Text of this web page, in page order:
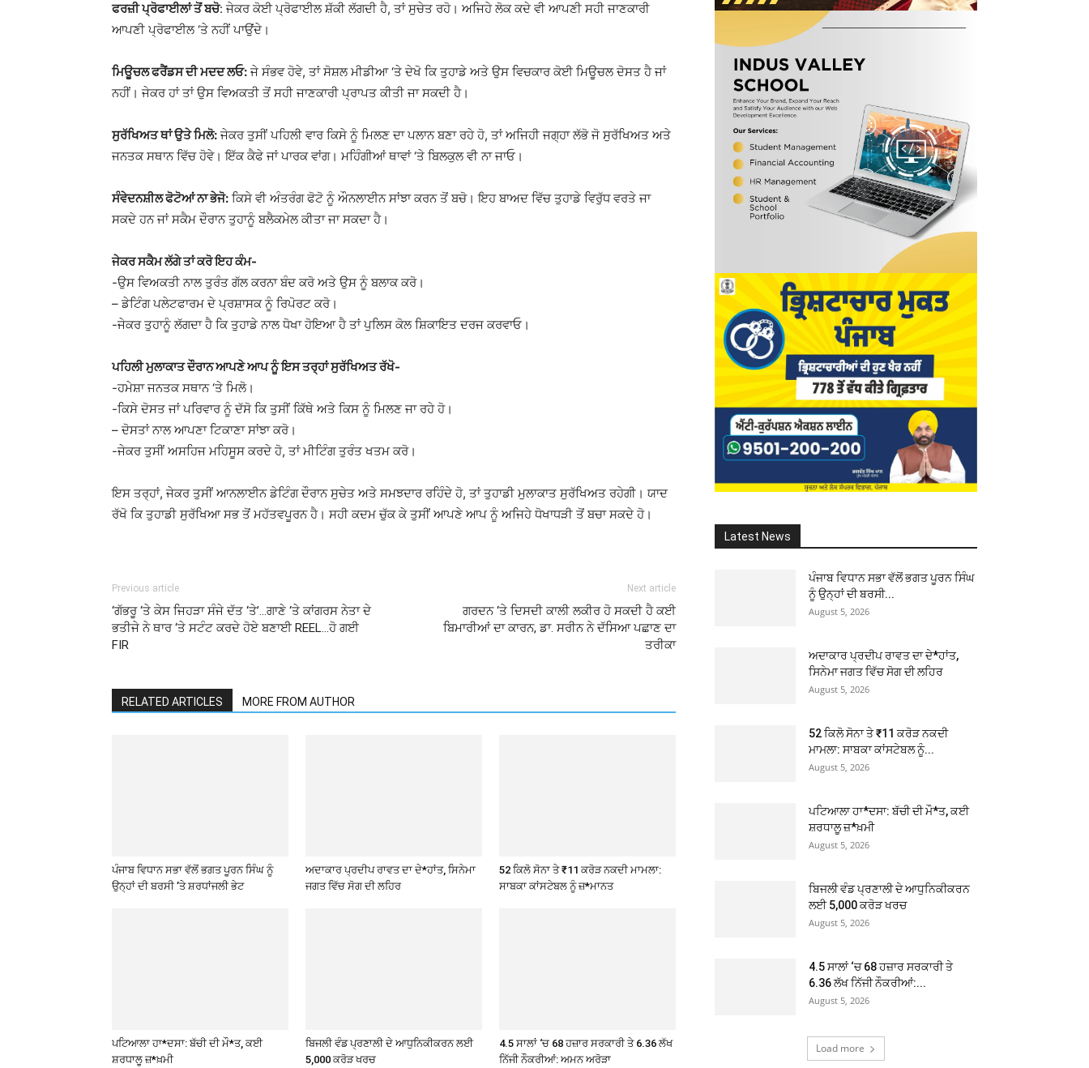
ਫਰਜ਼ੀ ਪ੍ਰੋਫਾਈਲਾਂ ਤੋਂ ਬਚੋ: ਜੇਕਰ ਕੋਈ ਪ੍ਰੋਫਾਈਲ ਸ਼ੱਕੀ ਲੱਗਦੀ ਹੈ, ਤਾਂ ਸੁਚੇਤ ਰਹੋ। ਅਜਿਹੇ ਲੋਕ ਕਦੇ ਵੀ ਆਪਣੀ ਸਹੀ ਜਾਣਕਾਰੀ
ਆਪਣੀ ਪ੍ਰੋਫਾਈਲ ‘ਤੇ ਨਹੀਂ ਪਾਉਂਦੇ।
ਮਿਊਚਲ ਫਰੈਂਡਸ ਦੀ ਮਦਦ ਲਓ: ਜੇ ਸੰਭਵ ਹੋਵੇ, ਤਾਂ ਸੋਸ਼ਲ ਮੀਡੀਆ ‘ਤੇ ਦੇਖੋ ਕਿ ਤੁਹਾਡੇ ਅਤੇ ਉਸ ਵਿਚਕਾਰ ਕੋਈ ਮਿਊਚਲ ਦੋਸਤ ਹੈ ਜਾਂ
ਨਹੀਂ। ਜੇਕਰ ਹਾਂ ਤਾਂ ਉਸ ਵਿਅਕਤੀ ਤੋਂ ਸਹੀ ਜਾਣਕਾਰੀ ਪ੍ਰਾਪਤ ਕੀਤੀ ਜਾ ਸਕਦੀ ਹੈ।
ਸੁਰੱਖਿਅਤ ਥਾਂ ਉਤੇ ਮਿਲੋ: ਜੇਕਰ ਤੁਸੀਂ ਪਹਿਲੀ ਵਾਰ ਕਿਸੇ ਨੂੰ ਮਿਲਣ ਦਾ ਪਲਾਨ ਬਣਾ ਰਹੇ ਹੋ, ਤਾਂ ਅਜਿਹੀ ਜਗ੍ਹਾ ਲੱਭੋ ਜੋ ਸੁਰੱਖਿਅਤ ਅਤੇ
ਜਨਤਕ ਸਥਾਨ ਵਿੱਚ ਹੋਵੇ। ਇੱਕ ਕੈਫੇ ਜਾਂ ਪਾਰਕ ਵਾਂਗ। ਮਹਿੰਗੀਆਂ ਥਾਵਾਂ ‘ਤੇ ਬਿਲਕੁਲ ਵੀ ਨਾ ਜਾਓ।
ਸੰਵੇਦਨਸ਼ੀਲ ਫੋਟੋਆਂ ਨਾ ਭੇਜੋ: ਕਿਸੇ ਵੀ ਅੰਤਰੰਗ ਫੋਟੋ ਨੂੰ ਔਨਲਾਈਨ ਸਾਂਝਾ ਕਰਨ ਤੋਂ ਬਚੋ। ਇਹ ਬਾਅਦ ਵਿੱਚ ਤੁਹਾਡੇ ਵਿਰੁੱਧ ਵਰਤੇ ਜਾ
ਸਕਦੇ ਹਨ ਜਾਂ ਸਕੈਮ ਦੌਰਾਨ ਤੁਹਾਨੂੰ ਬਲੈਕਮੇਲ ਕੀਤਾ ਜਾ ਸਕਦਾ ਹੈ।
ਜੇਕਰ ਸਕੈਮ ਲੱਗੇ ਤਾਂ ਕਰੋ ਇਹ ਕੰਮ-
-ਉਸ ਵਿਅਕਤੀ ਨਾਲ ਤੁਰੰਤ ਗੱਲ ਕਰਨਾ ਬੰਦ ਕਰੋ ਅਤੇ ਉਸ ਨੂੰ ਬਲਾਕ ਕਰੋ।
– ਡੇਟਿੰਗ ਪਲੇਟਫਾਰਮ ਦੇ ਪ੍ਰਸ਼ਾਸਕ ਨੂੰ ਰਿਪੋਰਟ ਕਰੋ।
-ਜੇਕਰ ਤੁਹਾਨੂੰ ਲੱਗਦਾ ਹੈ ਕਿ ਤੁਹਾਡੇ ਨਾਲ ਧੋਖਾ ਹੋਇਆ ਹੈ ਤਾਂ ਪੁਲਿਸ ਕੋਲ ਸ਼ਿਕਾਇਤ ਦਰਜ ਕਰਵਾਓ।
ਪਹਿਲੀ ਮੁਲਾਕਾਤ ਦੌਰਾਨ ਆਪਣੇ ਆਪ ਨੂੰ ਇਸ ਤਰ੍ਹਾਂ ਸੁਰੱਖਿਅਤ ਰੱਖੋ-
-ਹਮੇਸ਼ਾ ਜਨਤਕ ਸਥਾਨ ‘ਤੇ ਮਿਲੋ।
-ਕਿਸੇ ਦੋਸਤ ਜਾਂ ਪਰਿਵਾਰ ਨੂੰ ਦੱਸੋ ਕਿ ਤੁਸੀਂ ਕਿੱਥੇ ਅਤੇ ਕਿਸ ਨੂੰ ਮਿਲਣ ਜਾ ਰਹੇ ਹੋ।
– ਦੋਸਤਾਂ ਨਾਲ ਆਪਣਾ ਟਿਕਾਣਾ ਸਾਂਝਾ ਕਰੋ।
-ਜੇਕਰ ਤੁਸੀਂ ਅਸਹਿਜ ਮਹਿਸੂਸ ਕਰਦੇ ਹੋ, ਤਾਂ ਮੀਟਿੰਗ ਤੁਰੰਤ ਖਤਮ ਕਰੋ।
ਇਸ ਤਰ੍ਹਾਂ, ਜੇਕਰ ਤੁਸੀਂ ਆਨਲਾਈਨ ਡੇਟਿੰਗ ਦੌਰਾਨ ਸੁਚੇਤ ਅਤੇ ਸਮਝਦਾਰ ਰਹਿੰਦੇ ਹੋ, ਤਾਂ ਤੁਹਾਡੀ ਮੁਲਾਕਾਤ ਸੁਰੱਖਿਅਤ ਰਹੇਗੀ। ਯਾਦ
ਰੱਖੋ ਕਿ ਤੁਹਾਡੀ ਸੁਰੱਖਿਆ ਸਭ ਤੋਂ ਮਹੱਤਵਪੂਰਨ ਹੈ। ਸਹੀ ਕਦਮ ਚੁੱਕ ਕੇ ਤੁਸੀਂ ਆਪਣੇ ਆਪ ਨੂੰ ਅਜਿਹੇ ਧੋਖਾਧੜੀ ਤੋਂ ਬਚਾ ਸਕਦੇ ਹੋ।
Previous article
‘ਗੱਭਰੂ ‘ਤੇ ਕੇਸ ਜਿਹੜਾ ਸੰਜੇ ਦੱਤ ‘ਤੇ’…ਗਾਣੇ ‘ਤੇ ਕਾਂਗਰਸ ਨੇਤਾ ਦੇ
ਭਤੀਜੇ ਨੇ ਥਾਰ ‘ਤੇ ਸਟੰਟ ਕਰਦੇ ਹੋਏ ਬਣਾਈ REEL…ਹੋ ਗਈ
FIR
Next article
ਗਰਦਨ ‘ਤੇ ਦਿਸਦੀ ਕਾਲੀ ਲਕੀਰ ਹੋ ਸਕਦੀ ਹੈ ਕਈ
ਬਿਮਾਰੀਆਂ ਦਾ ਕਾਰਨ, ਡਾ. ਸਰੀਨ ਨੇ ਦੱਸਿਆ ਪਛਾਣ ਦਾ
ਤਰੀਕਾ
RELATED ARTICLES MORE FROM AUTHOR
ਪੰਜਾਬ ਵਿਧਾਨ ਸਭਾ ਵੱਲੋਂ ਭਗਤ ਪੂਰਨ ਸਿੰਘ ਨੂੰ
ਉਨ੍ਹਾਂ ਦੀ ਬਰਸੀ ’ਤੇ ਸ਼ਰਧਾਂਜਲੀ ਭੇਟ
ਅਦਾਕਾਰ ਪ੍ਰਦੀਪ ਰਾਵਤ ਦਾ ਦੇ*ਹਾਂਤ, ਸਿਨੇਮਾ
ਜਗਤ ਵਿੱਚ ਸੋਗ ਦੀ ਲਹਿਰ
52 ਕਿਲੋ ਸੋਨਾ ਤੇ ₹11 ਕਰੋੜ ਨਕਦੀ ਮਾਮਲਾ:
ਸਾਬਕਾ ਕਾਂਸਟੇਬਲ ਨੂੰ ਜ਼*ਮਾਨਤ
ਪਟਿਆਲਾ ਹਾ*ਦਸਾ: ਬੱਚੀ ਦੀ ਮੌ*ਤ, ਕਈ
ਸ਼ਰਧਾਲੂ ਜ਼*ਖ਼ਮੀ
ਬਿਜਲੀ ਵੰਡ ਪ੍ਰਣਾਲੀ ਦੇ ਆਧੁਨਿਕੀਕਰਨ ਲਈ
5,000 ਕਰੋੜ ਖਰਚ
4.5 ਸਾਲਾਂ ‘ਚ 68 ਹਜ਼ਾਰ ਸਰਕਾਰੀ ਤੇ 6.36 ਲੱਖ
ਨਿੱਜੀ ਨੌਕਰੀਆਂ: ਅਮਨ ਅਰੋੜਾ
Latest News
ਪੰਜਾਬ ਵਿਧਾਨ ਸਭਾ ਵੱਲੋਂ ਭਗਤ ਪੂਰਨ ਸਿੰਘ
ਨੂੰ ਉਨ੍ਹਾਂ ਦੀ ਬਰਸੀ...
August 5, 2026
ਅਦਾਕਾਰ ਪ੍ਰਦੀਪ ਰਾਵਤ ਦਾ ਦੇ*ਹਾਂਤ,
ਸਿਨੇਮਾ ਜਗਤ ਵਿੱਚ ਸੋਗ ਦੀ ਲਹਿਰ
August 5, 2026
52 ਕਿਲੋ ਸੋਨਾ ਤੇ ₹11 ਕਰੋੜ ਨਕਦੀ
ਮਾਮਲਾ: ਸਾਬਕਾ ਕਾਂਸਟੇਬਲ ਨੂੰ...
August 5, 2026
ਪਟਿਆਲਾ ਹਾ*ਦਸਾ: ਬੱਚੀ ਦੀ ਮੌ*ਤ, ਕਈ
ਸ਼ਰਧਾਲੂ ਜ਼*ਖ਼ਮੀ
August 5, 2026
ਬਿਜਲੀ ਵੰਡ ਪ੍ਰਣਾਲੀ ਦੇ ਆਧੁਨਿਕੀਕਰਨ
ਲਈ 5,000 ਕਰੋੜ ਖਰਚ
August 5, 2026
4.5 ਸਾਲਾਂ ‘ਚ 68 ਹਜ਼ਾਰ ਸਰਕਾਰੀ ਤੇ
6.36 ਲੱਖ ਨਿੱਜੀ ਨੌਕਰੀਆਂ:...
August 5, 2026
Load more